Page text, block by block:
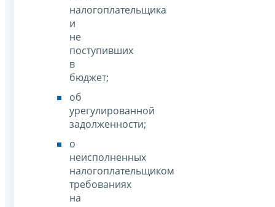
налогоплательщика
и
не
поступивших
в
бюджет;
об
урегулированной
задолженности;
о
неисполненных
налогоплательщиком
требованиях
на